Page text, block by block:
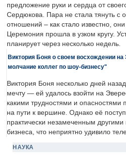
предложение руки и сердца от
Сердюкова. Пара не стала тянуть с
отношений – как стало известно,
Церемония прошла в узком кругу.
планирует через несколько недель.
Виктория Боня о своем восхождении
молчание коллег по шоу-бизнесу"
Виктория Боня несколько дней
мечту — ей удалось взойти на
какими трудностями и опасностями
на пути к вершине. Однако её
практически незамеченным
бизнеса, что неприятно удивило
НАУКА